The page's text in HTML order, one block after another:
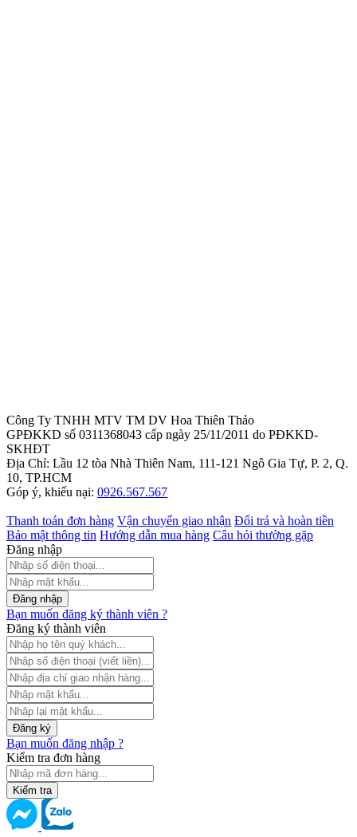
Công Ty TNHH MTV TM DV Hoa Thiên Thảo
GPĐKKD số 0311368043 cấp ngày 25/11/2011 do PĐKKD-
SKHĐT
Địa Chỉ: Lầu 12 tòa Nhà Thiên Nam, 111-121 Ngô Gia Tự, P. 2, Q.
10, TP.HCM
Góp ý, khiếu nại: 0926.567.567
Thanh toán đơn hàng Vận chuyển giao nhận Đổi trả và hoàn tiền
Bảo mật thông tin Hướng dẫn mua hàng Câu hỏi thường gặp
Đăng nhập
Đăng nhập
Bạn muốn đăng ký thành viên ?
Đăng ký thành viên
Đăng ký
Bạn muốn đăng nhập ?
Kiểm tra đơn hàng
Kiểm tra